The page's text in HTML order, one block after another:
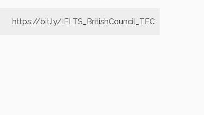
https://bit.ly/IELTS_BritishCouncil_TEC